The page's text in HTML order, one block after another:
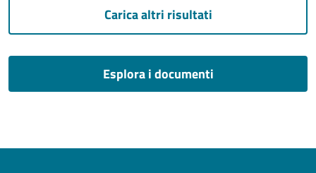
Carica altri risultati
Esplora i documenti